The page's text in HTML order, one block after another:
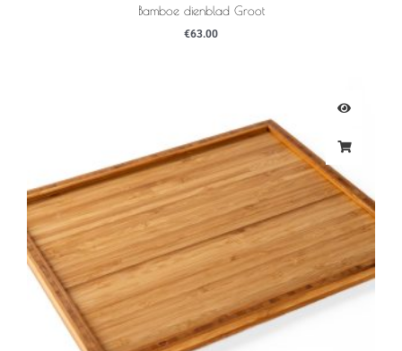
Bamboe dienblad Groot
€63.00